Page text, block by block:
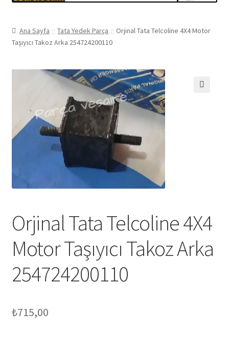
Ana Sayfa Tata Yedek Parça
Orjinal Tata Telcoline 4X4 Motor
Taşıyıcı Takoz Arka 254724200110
Orjinal Tata Telcoline 4X4
Motor Taşıyıcı Takoz Arka
254724200110
₺715,00